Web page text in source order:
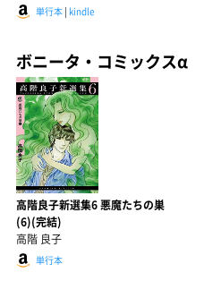
単行本 | kindle
ボニータ・コミックスα
高階良子新選集6 悪魔たちの巣
(6)(完結)
高階 良子
単行本